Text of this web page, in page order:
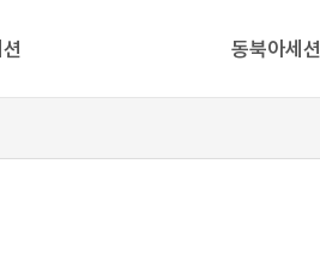
동북아세션